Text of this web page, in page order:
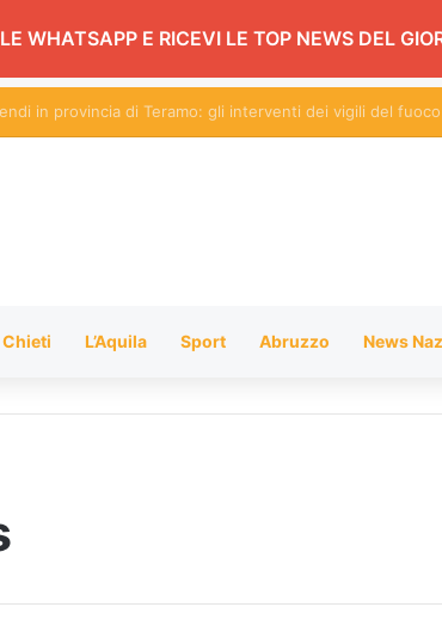
WHATSAPP E RICEVI LE TOP NEWS DEL
dei negozi alimentari del centro entro le 20.30:
Chieti L’Aquila Sport Abruzzo News